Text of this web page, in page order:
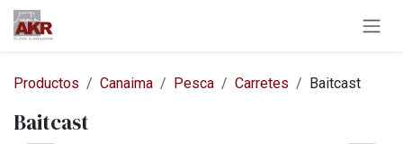
Ir al contenido
Productos Canaima Pesca Carretes Baitcast
Baitcast